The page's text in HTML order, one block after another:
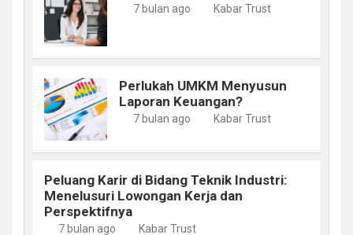
7 bulan ago Kabar Trust
Perlukah UMKM Menyusun
Laporan Keuangan?
7 bulan ago Kabar Trust
Peluang Karir di Bidang Teknik Industri:
Menelusuri Lowongan Kerja dan
Perspektifnya
7 bulan ago Kabar Trust